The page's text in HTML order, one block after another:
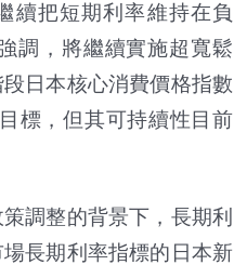
把短期利率維持在負
調，將繼續實施超寬鬆
日本核心消費價格指數
標，但其可持續性目前
調整的背景下，長期利
長期利率指標的日本新